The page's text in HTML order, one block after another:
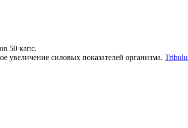
50 капс.
увеличение силовых показателей организма.